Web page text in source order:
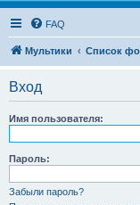
FAQ
Мультики Список
Вход
Имя пользователя:
Пароль:
Забыли пароль?